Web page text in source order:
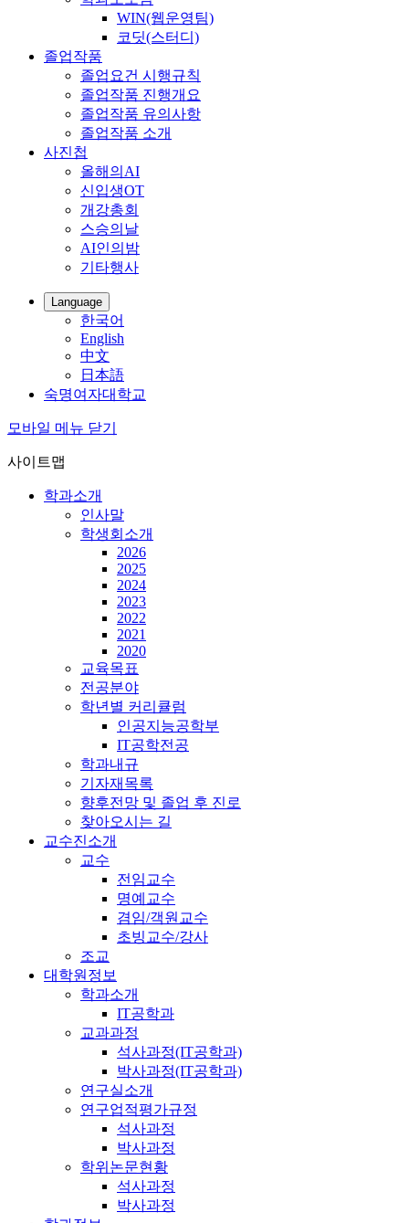
WIN(웹운영팀)
코딧(스터디)
졸업작품
졸업요건 시행규칙
졸업작품 진행개요
졸업작품 유의사항
졸업작품 소개
사진첩
올해의AI
신입생OT
개강총회
스승의날
AI인의밤
기타행사
Language
한국어
English
中文
日本語
숙명여자대학교
모바일 메뉴 닫기
사이트맵
학과소개
인사말
학생회소개
2026
2025
2024
2023
2022
2021
2020
교육목표
전공분야
학년별 커리큘럼
인공지능공학부
IT공학전공
학과내규
기자재목록
향후전망 및 졸업 후 진로
찾아오시는 길
교수진소개
교수
전임교수
명예교수
겸임/객원교수
초빙교수/강사
조교
대학원정보
학과소개
IT공학과
교과과정
석사과정(IT공학과)
박사과정(IT공학과)
연구실소개
연구업적평가규정
석사과정
박사과정
학위논문현황
석사과정
박사과정